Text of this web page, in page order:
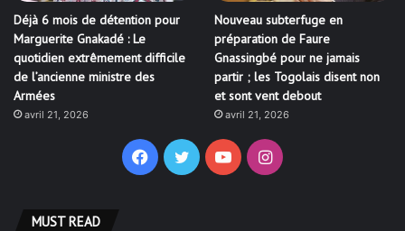
Déjà 6 mois de détention pour
Marguerite Gnakadé : Le
quotidien extrêmement difficile
de l’ancienne ministre des
Armées
avril 21, 2026
Nouveau subterfuge en
préparation de Faure
Gnassingbé pour ne jamais
partir ; les Togolais disent non
et sont vent debout
avril 21, 2026
Facebook
TwitterYouTubeInstagram
MUST READ